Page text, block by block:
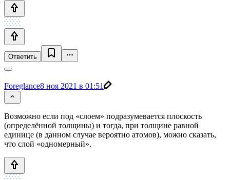
Ответить
Foreglance8 ноя 2021 в 01:51
Возможно если под «слоем» подразумевается плоскость
(определённой толщины) и тогда, при толщине равной
единице (в данном случае вероятно атомов), можно сказать,
что слой «одномерный».